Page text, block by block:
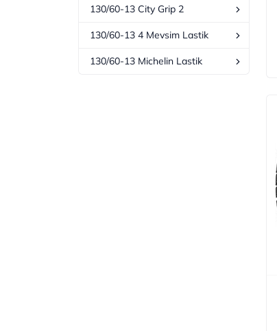
130/60-13 City Grip 2
130/60-13 4 Mevsim Lastik
130/60-13 Michelin Lastik